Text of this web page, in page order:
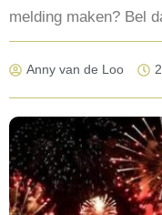
melding maken? Bel
Anny van de Loo